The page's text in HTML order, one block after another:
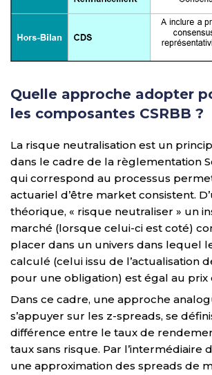
Quelle approche adopter
les composantes CSRBB ?
La risque neutralisation est un
dans le cadre de la règlementation
qui correspond au processus
actuariel d’être market consistent.
théorique, « risque neutraliser » un
marché (lorsque celui-ci est coté)
placer dans un univers dans lequel
calculé (celui issu de l’actualisation
pour une obligation) est égal au prix
Dans ce cadre, une approche
s’appuyer sur les z-spreads, se
différence entre le taux de
taux sans risque. Par l’intermédiaire
une approximation des spreads de